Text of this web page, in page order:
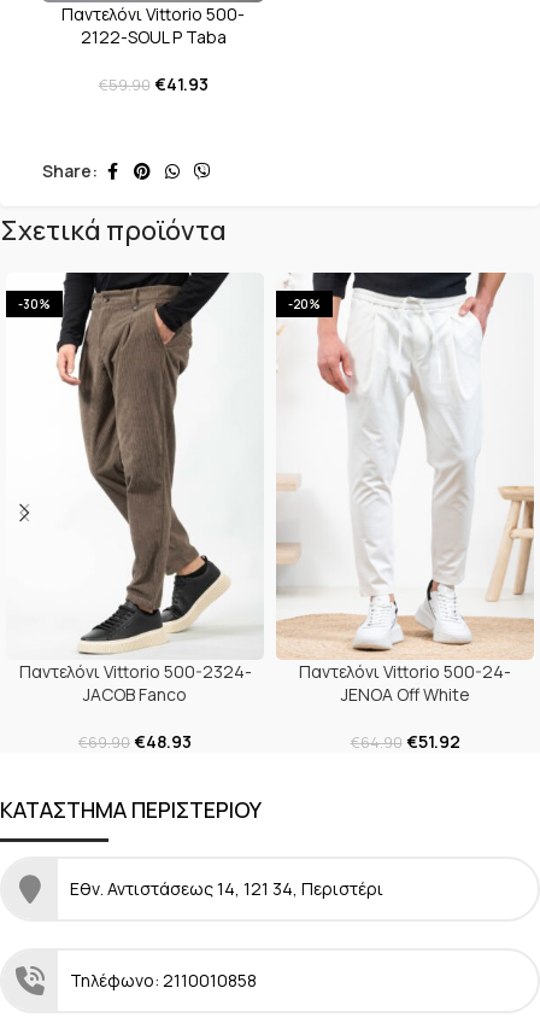
Παντελόνι Vittorio 500-
2122-SOUL P Taba
€59.90 €41.93
Share:
Σχετικά προϊόντα
-30%
Παντελόνι Vittorio 500-2324-
JACOB Fanco
€69.90€48.93
-20%
Παντελόνι Vittorio 500-24-
JENOA Off White
€64.90 €51.92
ΚΑΤΑΣΤΗΜΑ ΠΕΡΙΣΤΕΡΙΟΥ
Εθν. Αντιστάσεως 14, 121 34, Περιστέρι
Τηλέφωνο: 2110010858